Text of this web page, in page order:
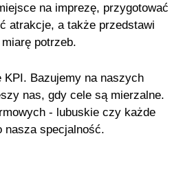
na imprezę, przygotować
atrakcje, a także przedstawi
potrzeb.
KPI. Bazujemy na naszych
nas, gdy cele są mierzalne.
- lubuskie czy każde
nasza specjalność.